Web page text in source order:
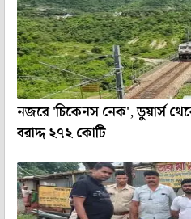
নজরে 'চিকেনস নেক', ডুয়ার্স
বরাদ্দ ২৭২ কোটি